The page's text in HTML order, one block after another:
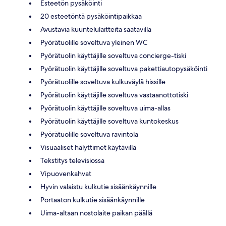
Esteetön pysäköinti
20 esteetöntä pysäköintipaikkaa
Avustavia kuuntelulaitteita saatavilla
Pyörätuolille soveltuva yleinen WC
Pyörätuolin käyttäjille soveltuva concierge-tiski
Pyörätuolin käyttäjille soveltuva pakettiautopysäköinti
Pyörätuolille soveltuva kulkuväylä hissille
Pyörätuolin käyttäjille soveltuva vastaanottotiski
Pyörätuolin käyttäjille soveltuva uima-allas
Pyörätuolin käyttäjille soveltuva kuntokeskus
Pyörätuolille soveltuva ravintola
Visuaaliset hälyttimet käytävillä
Tekstitys televisiossa
Vipuovenkahvat
Hyvin valaistu kulkutie sisäänkäynnille
Portaaton kulkutie sisäänkäynnille
Uima-altaan nostolaite paikan päällä